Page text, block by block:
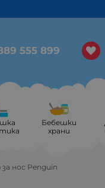
555 899
Бебешки
храни
нос Penguin